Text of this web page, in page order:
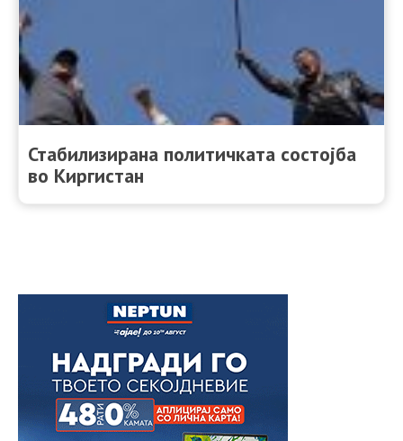
Стабилизирана политичката состојба
во Киргистан